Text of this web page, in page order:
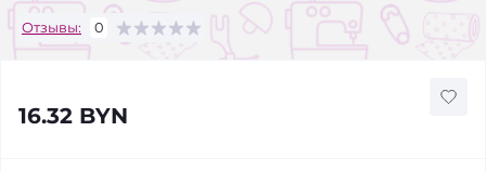
Отзывы: 0
16.32 BYN